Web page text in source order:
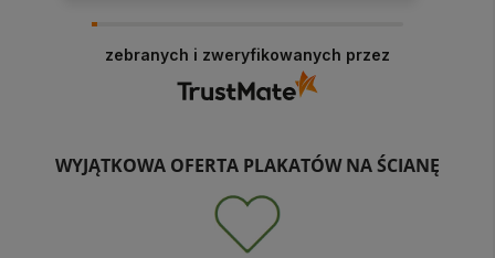
zebranych i zweryfikowanych przez
WYJĄTKOWA OFERTA PLAKATÓW NA ŚCIANĘ